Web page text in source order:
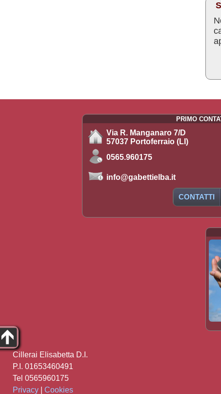
PRIMO
Via R. Manganaro 7/D
57037 Portoferraio (LI)
0565.960175
info@gabettielba.it
CONTATTI
Cillerai Elisabetta D.I.
P.I. 01653460491
Tel 0565960175
Privacy
Cookies